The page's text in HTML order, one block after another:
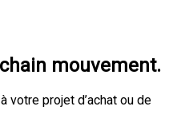
mouvement.
votre projet d’achat ou de